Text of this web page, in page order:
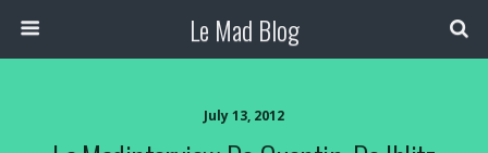
Le Mad Blog
July 13, 2012